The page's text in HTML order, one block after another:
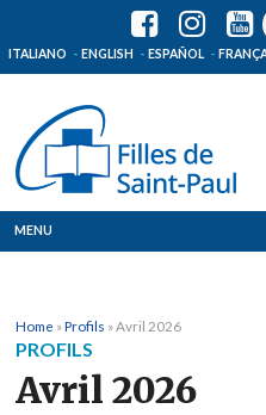
ITALIANO ENGLISH ESPAÑOL
MENU
Où sommes-nous
News
Home »Profils » Avril 2026
PROFILS
Avril 2026